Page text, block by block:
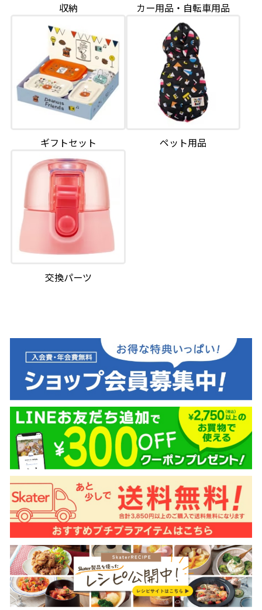
収納 カー用品・自転車用品
ギフトセット ペット用品
交換パーツ